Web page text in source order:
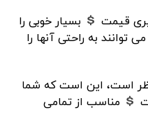
قیمت
بسیار خوبی را
توانند به راحتی آنها را
است، این است که شما
مناسب از تمامی